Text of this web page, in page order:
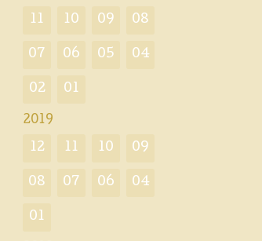
11 10 09 08
07 06 05 04
02 01
2019
12 11 10 09
08 07 06 04
01